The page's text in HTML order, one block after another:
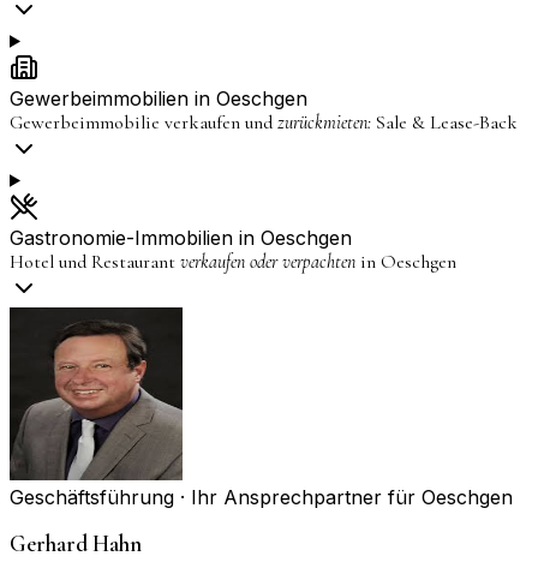
Gewerbeimmobilien in Oeschgen
Gewerbeimmobilie verkaufen und zurückmieten: Sale & Lease-Back
Gastronomie-Immobilien in Oeschgen
Hotel und Restaurant verkaufen oder verpachten in Oeschgen
Geschäftsführung · Ihr Ansprechpartner für Oeschgen
Gerhard Hahn